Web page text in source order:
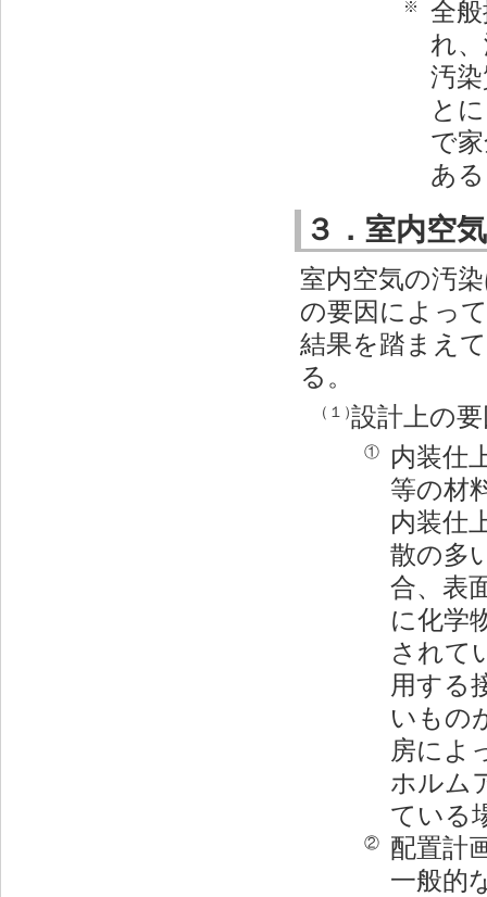
※
全
れ
汚
と
で
あ
３．室内空
室内空気の汚
の要因によっ
結果を踏まえ
る。
（１）設計上の
①
内装仕
等の材
内装仕
散の多
合、表
に化学
されて
用する
いもの
房によ
ホルム
ている
②
配置計
一般的